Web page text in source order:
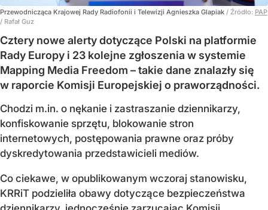
Przewodnicząca Krajowej Rady Radiofonii i Telewizji Agnieszka Glapiak / Źródło: PAP
/ Rafał Guz
Cztery nowe alerty dotyczące Polski na platformie
Rady Europy i 23 kolejne zgłoszenia w systemie
Mapping Media Freedom – takie dane znalazły się
w raporcie Komisji Europejskiej o praworządności.
Chodzi m.in. o nękanie i zastraszanie dziennikarzy,
konfiskowanie sprzętu, blokowanie stron
internetowych, postępowania prawne oraz próby
dyskredytowania przedstawicieli mediów.
Co ciekawe, w opublikowanym wczoraj stanowisku,
KRRiT podzieliła obawy dotyczące bezpieczeństwa